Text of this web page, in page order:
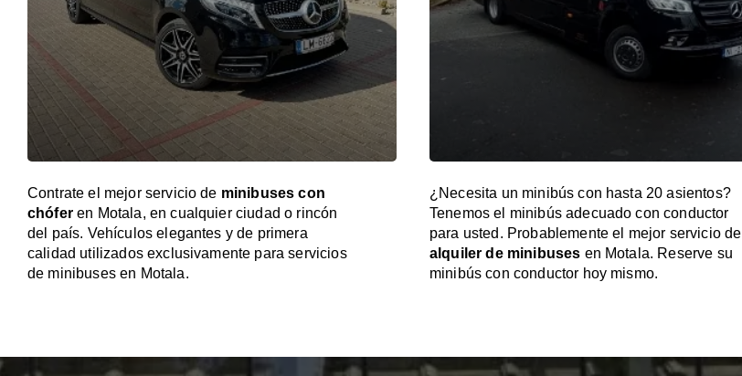
Contrate el mejor servicio de minibuses con
chóferen Motala, en cualquier ciudad o rincón
del país. Vehículos elegantes y de primera
calidad utilizados exclusivamente para servicios
de minibuses en Motala.
¿Necesita un minibús con hasta 20 asientos?
Tenemos el minibús adecuado con conductor
para usted. Probablemente el mejor servicio de
alquiler de minibuses en Motala. Reserve su
minibús con conductor hoy mismo.